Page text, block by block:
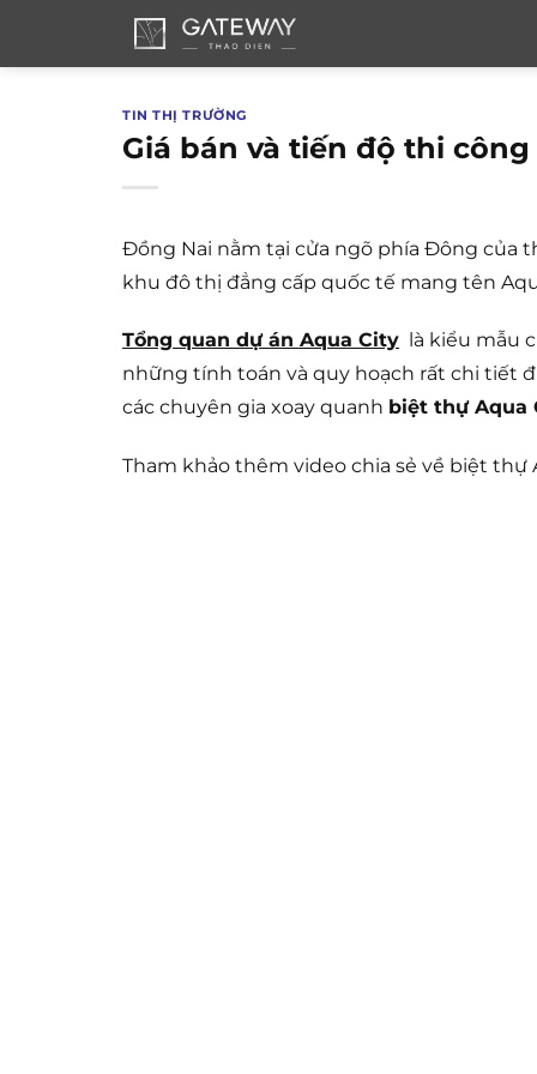
TIN THỊ TRƯỜNG
Giá bán và tiến độ thi
Đồng Nai nằm tại cửa ngõ phía Đông của
khu đô thị đẳng cấp quốc tế mang tên
Tổng quan dự án Aqua City là kiểu mẫu
những tính toán và quy hoạch rất chi tiết
các chuyên gia xoay quanh biệt thự Aqua
Tham khảo thêm video chia sẻ về biệt thự